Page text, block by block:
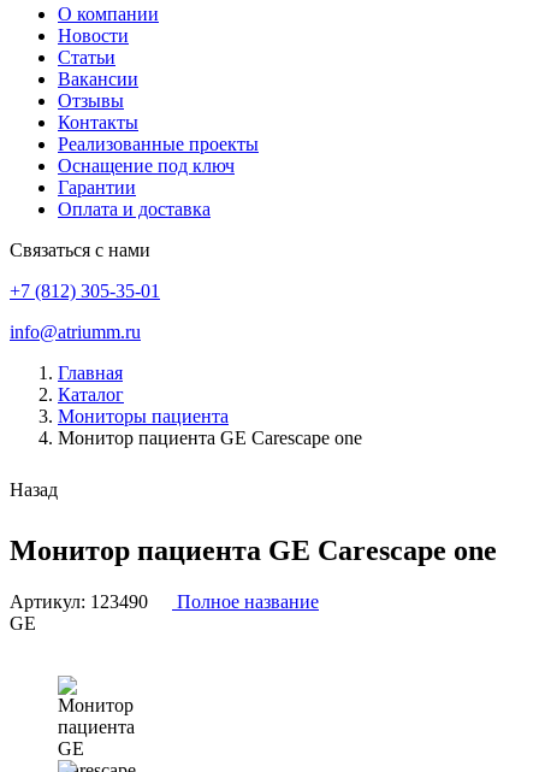
О компании
Новости
Статьи
Вакансии
Отзывы
Контакты
Реализованные проекты
Оснащение под ключ
Гарантии
Оплата и доставка
Связаться с нами
+7 (812) 305-35-01
info@atriumm.ru
Главная
Каталог
Мониторы пациента
Монитор пациента GE Carescape one
Назад
Монитор пациента GE Carescape one
Артикул: 123490
Полное название
GE